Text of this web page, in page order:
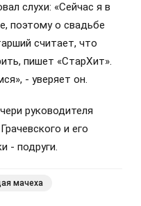
слухи: «Сейчас я в
поэтому о свадьбе
считает, что
пишет «СтарХит».
- уверяет он.
руководителя
и его
- подруги.
мачеха